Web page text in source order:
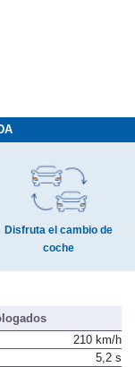
Disfruta el cambio de
coche
210 km/h
5,2 s